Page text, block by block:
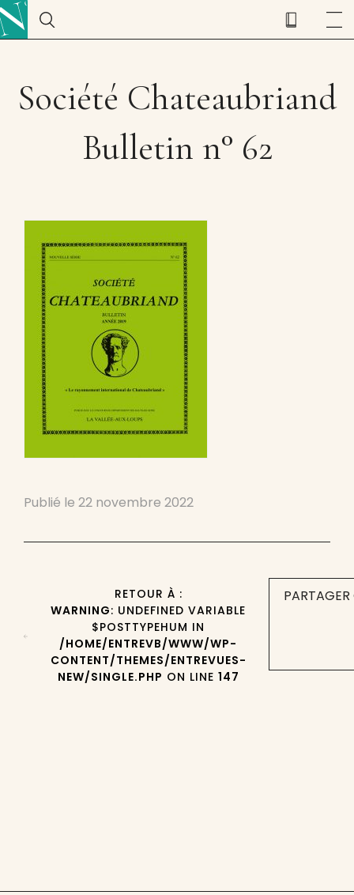
Société Chateaubriand
Bulletin n° 62
Publié le 22 novembre 2022
RETOUR À :
WARNING: UNDEFINED VARIABLE
$POSTTYPEHUM IN
/HOME/ENTREVB/WWW/WP-
CONTENT/THEMES/ENTREVUES-
NEW/SINGLE.PHP ON LINE 147